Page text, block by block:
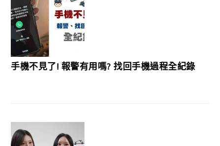
手機不見了! 報警有用嗎? 找回手機過程全紀錄